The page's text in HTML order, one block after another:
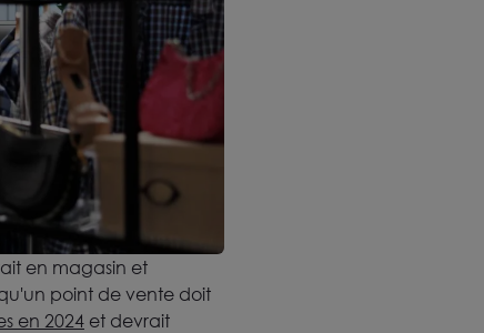
en magasin et
point de vente doit
en 2024 et devrait